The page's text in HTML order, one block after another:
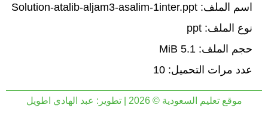
اسم الملف: Solution-atalib-aljam3-asalim-1inter.ppt
نوع الملف: ppt
حجم الملف: 5.1 MiB
عدد مرات التحميل: 10
موقع تعليم السعودية © 2026 | تطوير: عبد الهادي اطويل